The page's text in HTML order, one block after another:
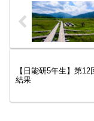
【日能研5年生】第12
結果